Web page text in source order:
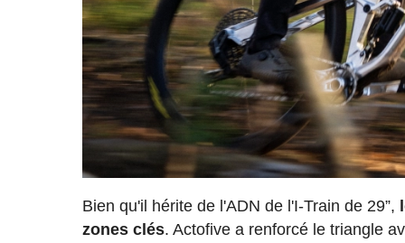
Bien qu'il hérite de l'ADN de l'I-Train de 29”,
zones clés. Actofive a renforcé le triangle